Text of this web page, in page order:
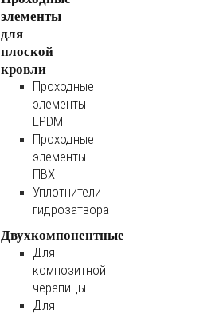
элементы
для
плоской
кровли
Проходные
элементы
EPDM
Проходные
элементы
ПВХ
Уплотнители
гидрозатвора
Двухкомпонентные
Для
композитной
черепицы
Для